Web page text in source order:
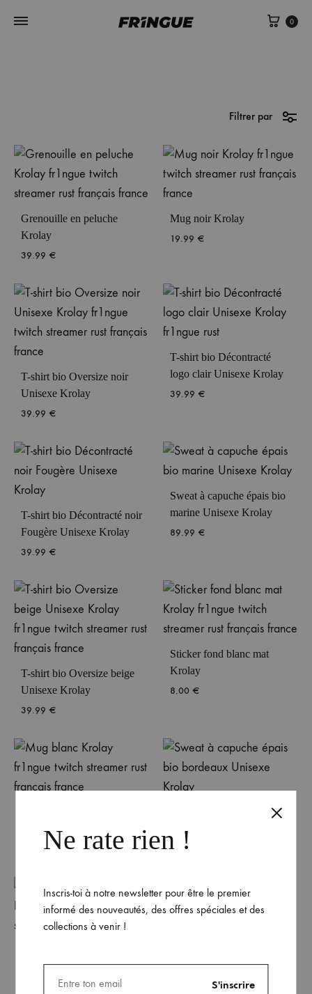
0
Filtrer par
Grenouille en peluche
Krolay
39.99 €
Mug noir Krolay
19.99 €
T-shirt bio Oversize noir
Unisexe Krolay
39.99 €
T-shirt bio Décontracté
logo clair Unisexe Krolay
39.99 €
T-shirt bio Décontracté noir
Fougère Unisexe Krolay
39.99 €
Sweat à capuche épais bio
marine Unisexe Krolay
89.99 €
T-shirt bio Oversize beige
Unisexe Krolay
39.99 €
Sticker fond blanc mat
Krolay
8.00 €
19.99€
Sweat à capuche épais bio
bordeaux Unisexe Krolay
89.99
Krolay
89.99€
Ne rate rien !
Inscris-toi à notre newsletter pour être le premier
informé des nouveautés, des offres spéciales et des
collections à venir !